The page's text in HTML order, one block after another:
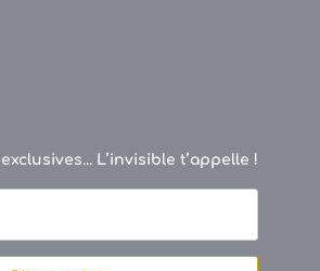
L’invisible t’appelle !